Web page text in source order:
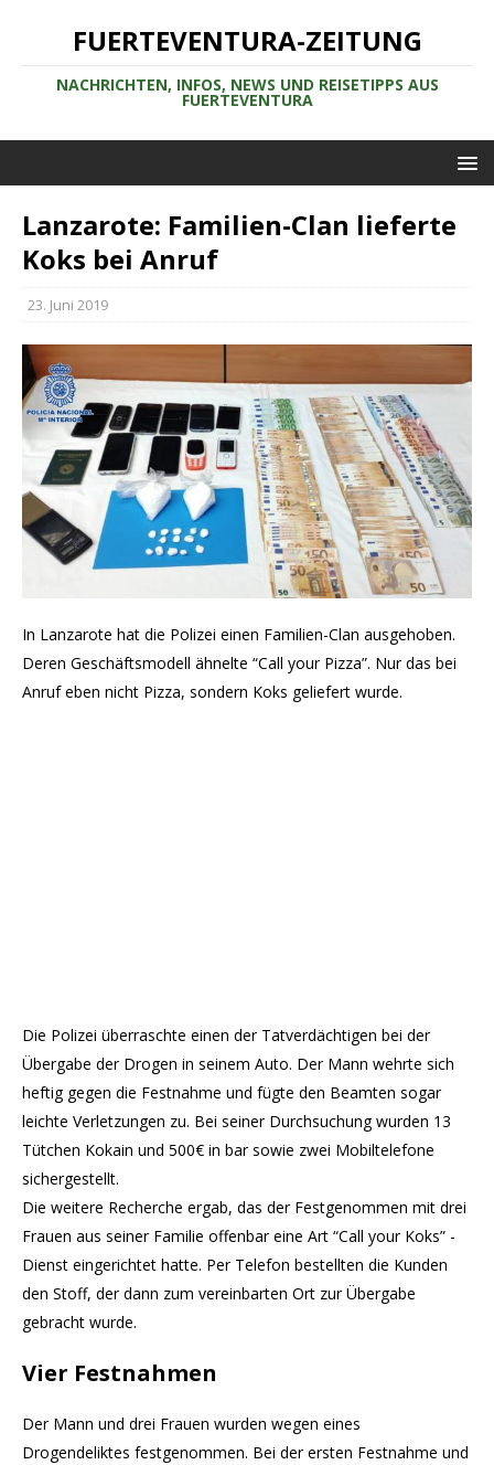
FUERTEVENTURA-ZEITUNG
NACHRICHTEN, INFOS, NEWS UND REISETIPPS AUS
FUERTEVENTURA
Lanzarote: Familien-Clan lieferte
Koks bei Anruf
23. Juni 2019
In Lanzarote hat die Polizei einen Familien-Clan ausgehoben.
Deren Geschäftsmodell ähnelte “Call your Pizza”. Nur das bei
Anruf eben nicht Pizza, sondern Koks geliefert wurde.
Die Polizei überraschte einen der Tatverdächtigen bei der
Übergabe der Drogen in seinem Auto. Der Mann wehrte sich
heftig gegen die Festnahme und fügte den Beamten sogar
leichte Verletzungen zu. Bei seiner Durchsuchung wurden 13
Tütchen Kokain und 500€ in bar sowie zwei Mobiltelefone
sichergestellt.
Die weitere Recherche ergab, das der Festgenommen mit drei
Frauen aus seiner Familie offenbar eine Art “Call your Koks” -
Dienst eingerichtet hatte. Per Telefon bestellten die Kunden
den Stoff, der dann zum vereinbarten Ort zur Übergabe
gebracht wurde.
Vier Festnahmen
Der Mann und drei Frauen wurden wegen eines
Drogendeliktes festgenommen. Bei der ersten Festnahme und